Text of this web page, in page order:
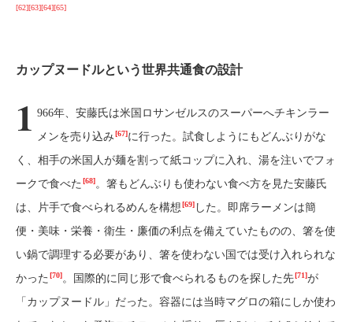
[62][63][64][65]
カップヌードルという世界共通食の設計
1 966年、安藤氏は米国ロサンゼルスのスーパーへチキンラー
メンを売り込み [67]に行った。試食しようにもどんぶりがな
く、相手の米国人が麺を割って紙コップに入れ、湯を注いでフォ
ークで食べた [68]。箸もどんぶりも使わない食べ方を見た安藤氏
は、片手で食べられるめんを構想[69] した。即席ラーメンは簡
便・美味・栄養・衛生・廉価の利点を備えていたものの、箸を使
い鍋で調理する必要があり、箸を使わない国では受け入れられな
かった [70]。国際的に同じ形で食べられるものを探した先[71]が
「カップヌードル」だった。容器には当時マグロの箱にしか使わ